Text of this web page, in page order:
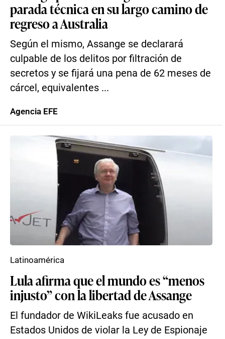
parada técnica en su largo camino de
regreso a Australia
Según el mismo, Assange se declarará
culpable de los delitos por filtración de
secretos y se fijará una pena de 62 meses de
cárcel, equivalentes ...
Agencia EFE
Lula afirma que el mundo es “menos
injusto” con la libertad de Assange
El fundador de WikiLeaks fue acusado en
Estados Unidos de violar la Ley de Espionaje
Latinoamérica